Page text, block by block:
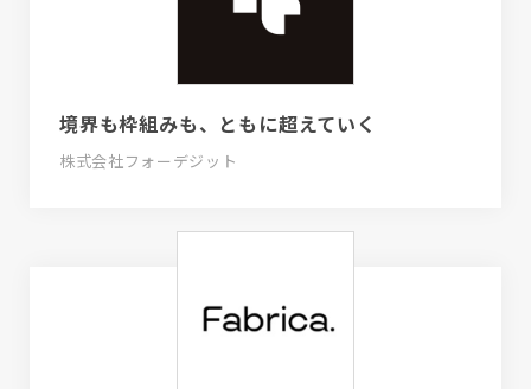
境界も枠組みも、ともに超えていく
株式会社フォーデジット